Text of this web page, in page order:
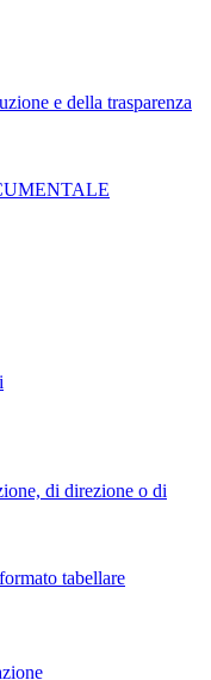
e della trasparenza
di direzione o di
tabellare